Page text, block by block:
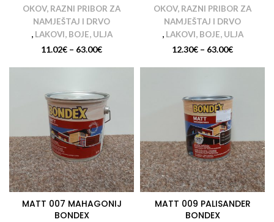
OKOV, RAZNI PRIBOR ZA
NAMJEŠTAJ I DRVO
, LAKOVI, BOJE, ULJA
11.02€ – 63.00€
OKOV, RAZNI PRIBOR ZA
NAMJEŠTAJ I DRVO
, LAKOVI, BOJE, ULJA
12.30€ – 63.00€
MATT 007 MAHAGONIJ
BONDEX
MATT 009 PALISANDER
BONDEX